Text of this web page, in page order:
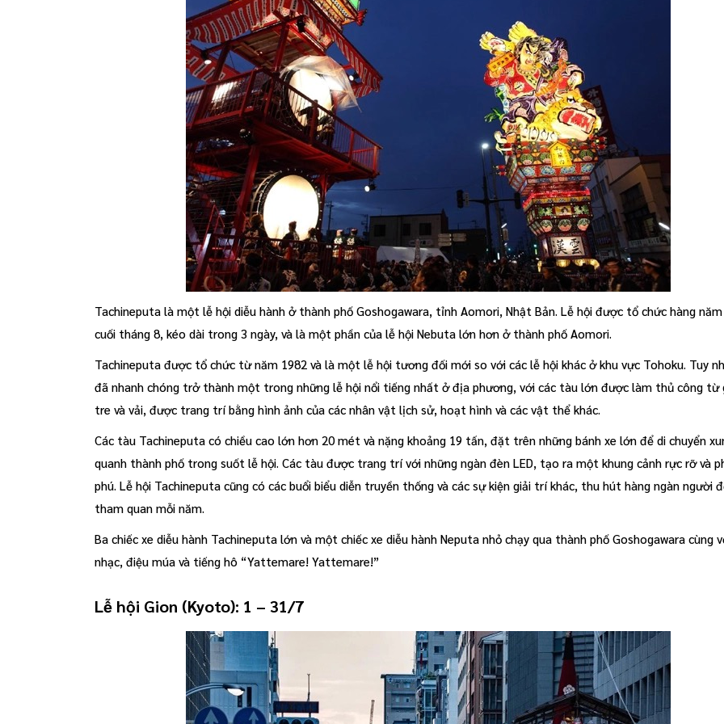
Tachineputa là một lễ hội diễu hành ở thành phố Goshogawara, tỉnh Aomori, Nhật Bản. Lễ hội được tổ chức hàng
cuối tháng 8, kéo dài trong 3 ngày, và là một phần của lễ hội Nebuta lớn hơn ở thành phố Aomori.
Tachineputa được tổ chức từ năm 1982 và là một lễ hội tương đối mới so với các lễ hội khác ở khu vực Tohoku. Tuy
đã nhanh chóng trở thành một trong những lễ hội nổi tiếng nhất ở địa phương, với các tàu lớn được làm thủ công từ
tre và vải, được trang trí bằng hình ảnh của các nhân vật lịch sử, hoạt hình và các vật thể khác.
Các tàu Tachineputa có chiều cao lớn hơn 20 mét và nặng khoảng 19 tấn, đặt trên những bánh xe lớn để di chuyển
quanh thành phố trong suốt lễ hội. Các tàu được trang trí với những ngàn đèn LED, tạo ra một khung cảnh rực rỡ và
phú. Lễ hội Tachineputa cũng có các buổi biểu diễn truyền thống và các sự kiện giải trí khác, thu hút hàng ngàn người
tham quan mỗi năm.
Ba chiếc xe diễu hành Tachineputa lớn và một chiếc xe diễu hành Neputa nhỏ chạy qua thành phố Goshogawara cùng
nhạc, điệu múa và tiếng hô “Yattemare! Yattemare!”
Lễ hội Gion (Kyoto): 1 – 31/7